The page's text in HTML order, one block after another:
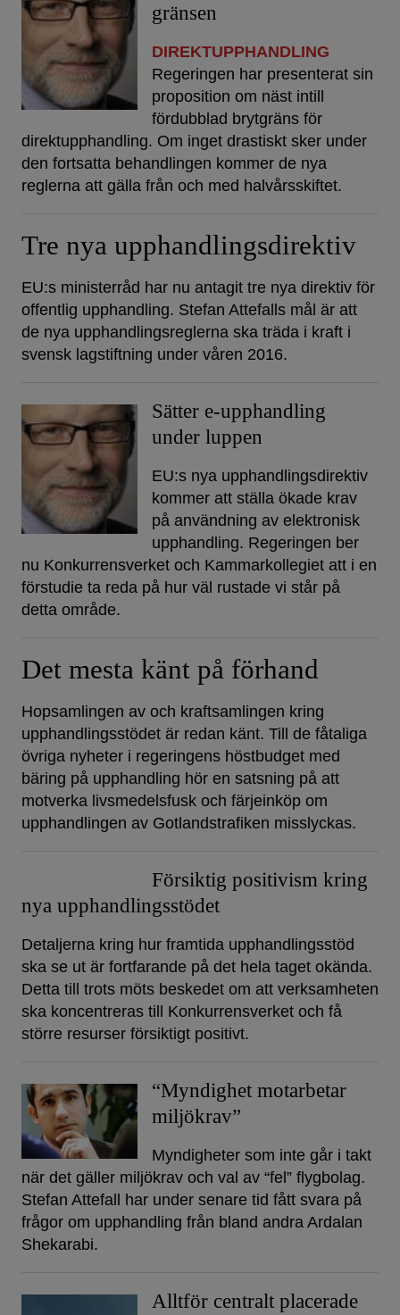
gränsen
DIREKTUPPHANDLING
Regeringen har presenterat sin
proposition om näst intill
fördubblad brytgräns för
direktupphandling. Om inget drastiskt sker under
den fortsatta behandlingen kommer de nya
reglerna att gälla från och med halvårsskiftet.
Tre nya upphandlingsdirektiv
EU:s ministerråd har nu antagit tre nya direktiv för
offentlig upphandling. Stefan Attefalls mål är att
de nya upphandlingsreglerna ska träda i kraft i
svensk lagstiftning under våren 2016.
Sätter e-upphandling
under luppen
EU:s nya upphandlingsdirektiv
kommer att ställa ökade krav
på användning av elektronisk
upphandling. Regeringen ber
nu Konkurrensverket och Kammarkollegiet att i en
förstudie ta reda på hur väl rustade vi står på
detta område.
Det mesta känt på förhand
Hopsamlingen av och kraftsamlingen kring
upphandlingsstödet är redan känt. Till de fåtaliga
övriga nyheter i regeringens höstbudget med
bäring på upphandling hör en satsning på att
motverka livsmedelsfusk och färjeinköp om
upphandlingen av Gotlandstrafiken misslyckas.
Försiktig positivism kring
nya upphandlingsstödet
Detaljerna kring hur framtida upphandlingsstöd
ska se ut är fortfarande på det hela taget okända.
Detta till trots möts beskedet om att verksamheten
ska koncentreras till Konkurrensverket och få
större resurser försiktigt positivt.
“Myndighet motarbetar
miljökrav”
Myndigheter som inte går i takt
när det gäller miljökrav och val av “fel” flygbolag.
Stefan Attefall har under senare tid fått svara på
frågor om upphandling från bland andra Ardalan
Shekarabi.
Alltför centralt placerade